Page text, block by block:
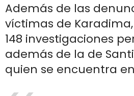
Además de las
víctimas de
148 investigaciones
además de la de
quien se encuentra